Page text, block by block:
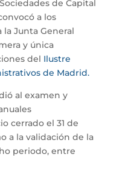
de Capital
a los
la Junta General
y única
del Ilustre
de Madrid.
al examen y
cerrado el 31 de
a la validación de la
periodo, entre